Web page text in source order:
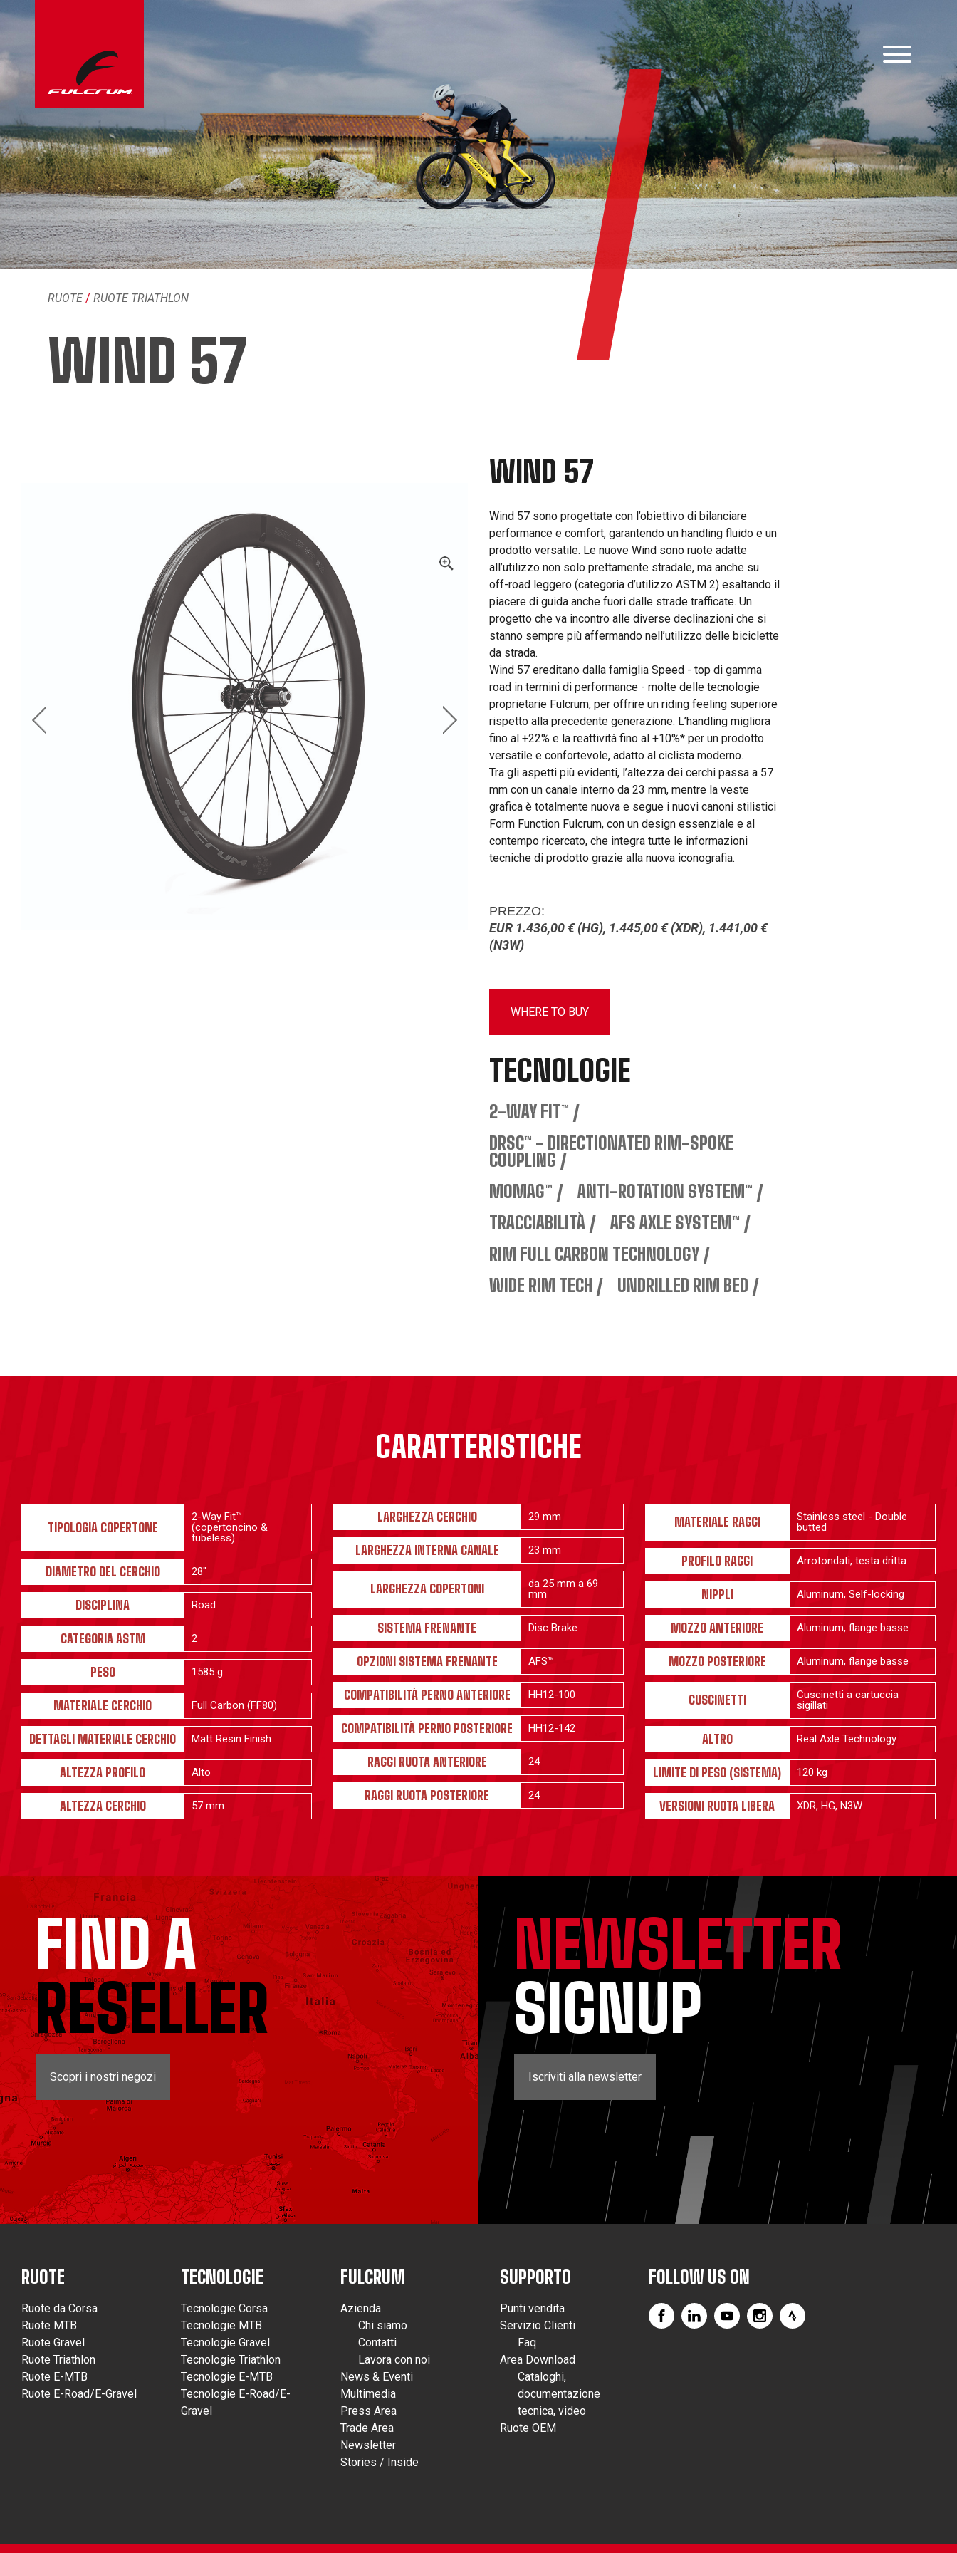
RUOTE/RUOTE TRIATHLON
WIND 57
WIND 57
Wind 57 sono progettate con l’obiettivo di bilanciare
performance e comfort, garantendo un handling fluido e un
prodotto versatile. Le nuove Wind sono ruote adatte
all’utilizzo non solo prettamente stradale, ma anche su
off-road leggero (categoria d’utilizzo ASTM 2) esaltando il
piacere di guida anche fuori dalle strade trafficate. Un
progetto che va incontro alle diverse declinazioni che si
stanno sempre più affermando nell’utilizzo delle biciclette
da strada.
Wind 57 ereditano dalla famiglia Speed - top di gamma
road in termini di performance - molte delle tecnologie
proprietarie Fulcrum, per offrire un riding feeling superiore
rispetto alla precedente generazione. L’handling migliora
fino al +22% e la reattività fino al +10%* per un prodotto
versatile e confortevole, adatto al ciclista moderno.
Tra gli aspetti più evidenti, l’altezza dei cerchi passa a 57
mm con un canale interno da 23 mm, mentre la veste
grafica è totalmente nuova e segue i nuovi canoni stilistici
Form Function Fulcrum, con un design essenziale e al
contempo ricercato, che integra tutte le informazioni
tecniche di prodotto grazie alla nuova iconografia.
PREZZO:
EUR 1.436,00 € (HG), 1.445,00 € (XDR), 1.441,00 €
(N3W)
WHERE TO BUY
TECNOLOGIE
2-WAY FIT™
DRSC™ - DIRECTIONATED RIM-SPOKE
COUPLING
MOMAG™
ANTI-ROTATION SYSTEM™
TRACCIABILITÀ
AFS AXLE SYSTEM™
RIM FULL CARBON TECHNOLOGY
WIDE RIM TECH
UNDRILLED RIM BED
CARATTERISTICHE
TIPOLOGIA COPERTONE
2-Way Fit™
(copertoncino &
tubeless)
DIAMETRO DEL CERCHIO 28"
DISCIPLINA Road
CATEGORIA ASTM 2
PESO 1585 g
MATERIALE CERCHIO Full Carbon (FF80)
DETTAGLI MATERIALE CERCHIO Matt Resin Finish
ALTEZZA PROFILO Alto
ALTEZZA CERCHIO 57 mm
LARGHEZZA CERCHIO 29 mm
LARGHEZZA INTERNA CANALE 23 mm
LARGHEZZA COPERTONI
da 25 mm a 69
mm
SISTEMA FRENANTE Disc Brake
OPZIONI SISTEMA FRENANTE AFS™
COMPATIBILITÀ PERNO ANTERIORE HH12-100
COMPATIBILITÀ PERNO POSTERIORE HH12-142
RAGGI RUOTA ANTERIORE 24
RAGGI RUOTA POSTERIORE 24
MATERIALE RAGGI
Stainless steel - Double
butted
PROFILO RAGGI Arrotondati, testa dritta
NIPPLI Aluminum, Self-locking
MOZZO ANTERIORE Aluminum, flange basse
MOZZO POSTERIORE Aluminum, flange basse
CUSCINETTI
Cuscinetti a cartuccia
sigillati
ALTRO Real Axle Technology
LIMITE DI PESO (SISTEMA) 120 kg
VERSIONI RUOTA LIBERA XDR, HG, N3W
FIND A
RESELLER
Scopri i nostri negozi
NEWSLETTER
SIGNUP
Iscriviti alla newsletter
RUOTE
Ruote da Corsa
Ruote MTB
Ruote Gravel
Ruote Triathlon
Ruote E-MTB
Ruote E-Road/E-Gravel
TECNOLOGIE
Tecnologie Corsa
Tecnologie MTB
Tecnologie Gravel
Tecnologie Triathlon
Tecnologie E-MTB
Tecnologie E-Road/E-
Gravel
FULCRUM
Azienda
Chi siamo
Contatti
Lavora con noi
News & Eventi
Multimedia
Press Area
Trade Area
Newsletter
Stories / Inside
SUPPORTO
Punti vendita
Servizio Clienti
Faq
Area Download
Cataloghi,
documentazione
tecnica, video
Ruote OEM
FOLLOW US ON